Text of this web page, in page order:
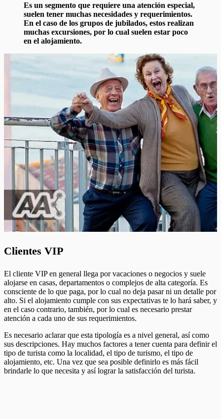
Es un segmento que requiere una atención especial,
suelen tener muchas necesidades y requerimientos.
En el caso de los grupos de jubilados, estos realizan
muchas excursiones, por lo cual suelen estar poco
en el alojamiento.
Clientes VIP
El cliente VIP en general llega por vacaciones o negocios y suele
alojarse en casas, departamentos o complejos de alta categoría. Es
consciente de lo que paga, por lo cual no deja pasar ni un detalle por
alto. Si el alojamiento cumple con sus expectativas te lo hará saber, y
en el caso contrario, también, por lo cual es necesario prestar
atención a cada uno de sus requerimientos.
Es necesario aclarar que esta tipología es a nivel general, así como
sus descripciones. Hay muchos factores a tener cuenta para definir el
tipo de turista como la localidad, el tipo de turismo, el tipo de
alojamiento, etc. Una vez que sea posible definirlo es más fácil
brindarle lo que necesita y así lograr la satisfacción del turista.